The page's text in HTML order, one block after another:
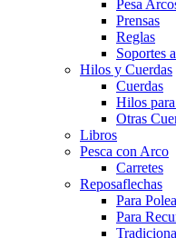
Pesa
Prensas
Reglas
Soportes
Hilos y Cuerdas
Cuerdas
Hilos
Otras
Libros
Pesca con Arco
Carretes
Reposaflechas
Para
Para